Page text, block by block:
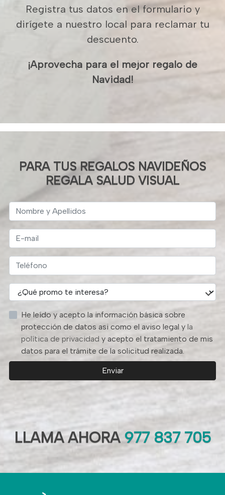
Registra tus datos en el formulario y
dirígete a nuestro local para reclamar tu
descuento.
¡Aprovecha para el mejor regalo de
Navidad!
PARA TUS REGALOS NAVIDEÑOS
REGALA SALUD VISUAL
He leído y acepto la información básica sobre
protección de datos asi como el aviso legal y la
política de privacidad y acepto el tratamiento de mis
datos para el trámite de la solicitud realizada.
Enviar
LLAMA AHORA977 837 705